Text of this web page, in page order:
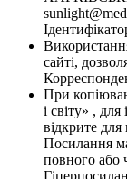
сайті,
При
і світу» ,
відкрите
Посилання
повного або